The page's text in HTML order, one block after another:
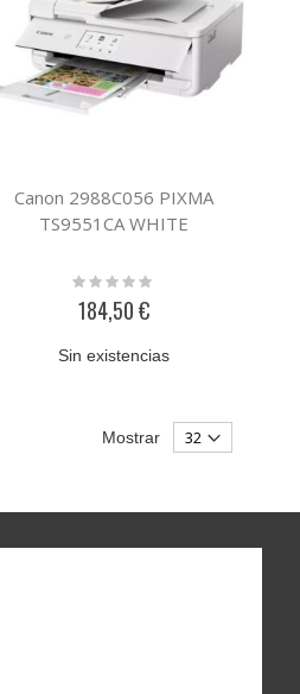
Canon 2988C056 PIXMA
TS9551CA WHITE
Rating:
184,50 €
Sin existencias
Mostrar